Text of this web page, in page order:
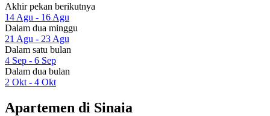
Akhir pekan berikutnya
14 Agu - 16 Agu
Dalam dua minggu
21 Agu - 23 Agu
Dalam satu bulan
4 Sep - 6 Sep
Dalam dua bulan
2 Okt - 4 Okt
Apartemen di Sinaia